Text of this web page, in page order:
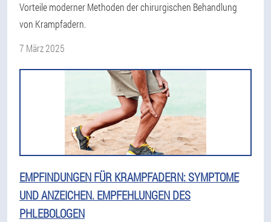
Vorteile moderner Methoden der chirurgischen Behandlung
von Krampfadern.
7 März 2025
EMPFINDUNGEN FÜR KRAMPFADERN: SYMPTOME
UND ANZEICHEN. EMPFEHLUNGEN DES
PHLEBOLOGEN